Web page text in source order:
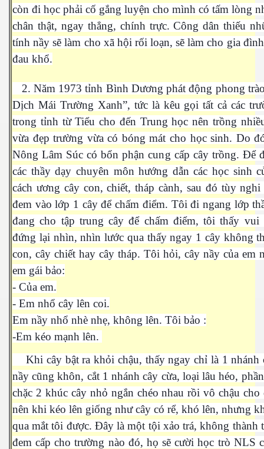
còn đi học phải cố gắng luyện cho mình có tấm lòng
chân thật, ngay thẳng, chính trực. Công dân thiếu
tính nầy sẽ làm cho xã hội rối loạn, sẽ làm cho gia
đau khổ.
2. Năm 1973 tỉnh Bình Dương phát động phong
Dịch Mái Trường Xanh”, tức là kêu gọi tất cả các
trong tỉnh từ Tiểu cho đến Trung học nên trồng
vừa đẹp trường vừa có bóng mát cho học sinh. Do
Nông Lâm Súc có bổn phận cung cấp cây trồng. Để
các thầy dạy chuyên môn hướng dẫn các học sinh
cách ương cây con, chiết, tháp cành, sau đó tùy
đem vào lớp 1 cây để chấm điểm. Tôi đi ngang lớp
đang cho tập trung cây để chấm điểm, tôi thấy vui
đứng lại nhìn, nhìn lước qua thấy ngay 1 cây không
con, cây chiết hay cây tháp. Tôi hỏi, cây nầy của em
em gái bảo:
- Của em.
- Em nhổ cây lên coi.
Em nầy nhổ nhè nhẹ, không lên. Tôi bảo :
-Em kéo mạnh lên.
Khi cây bật ra khỏi chậu, thấy ngay chỉ là 1 nhánh
nầy cũng khôn, cắt 1 nhánh cây cừa, loại lâu héo,
chặc 2 khúc cây nhỏ ngắn chéo nhau rồi vô chậu cho
nên khi kéo lên giống như cây có rể, khó lên, nhưng
qua mắt tôi được. Đây là một tội xảo trá, không thành
đem cấp cho trường nào đó, họ sẽ cười học trò NLS
Hạng